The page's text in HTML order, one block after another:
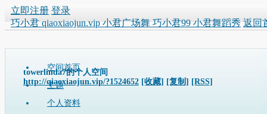
立即注册 登录
巧小君 qiaoxiaojun.vip 小君广场舞 巧小君99 小君舞蹈秀 返回
towerlinda7的个人空间
http://qiaoxiaojun.vip/?1524652 [收藏] [复制] [RSS]
空间首页
主题
个人资料